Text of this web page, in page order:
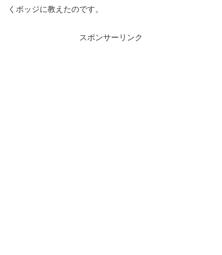
くボッジに教えたのです。
スポンサーリンク